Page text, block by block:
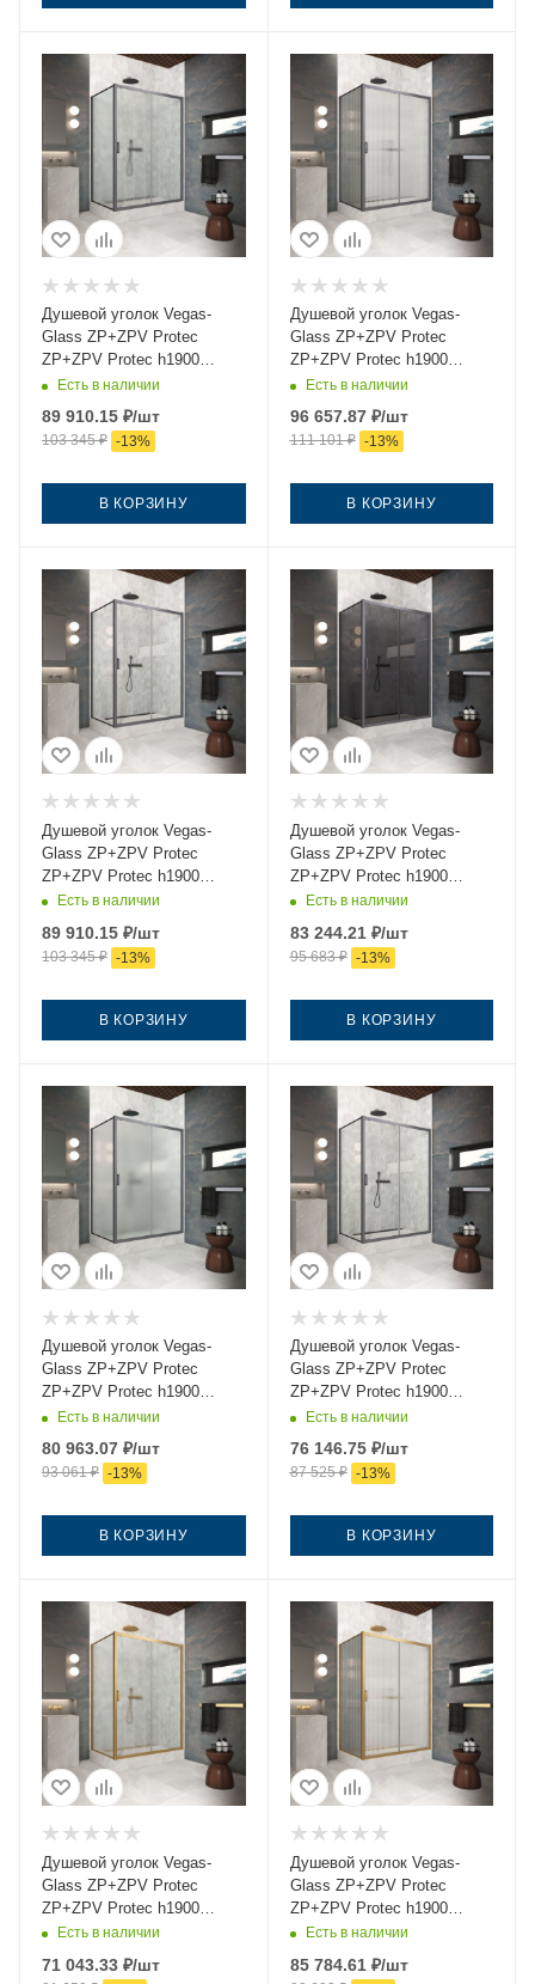
Душевой уголок Vegas-
Glass ZP+ZPV Protec
ZP+ZPV Protec h1900
140*75 06 02 140х75 стекло
рифленое профиль
вороненая сталь без
поддона
Есть в наличии
89 910.15 ₽/шт
103 345₽ -13%
В КОРЗИНУ
Душевой уголок Vegas-
Glass ZP+ZPV Protec
ZP+ZPV Protec h1900
140*75 06 Moru 140х75
стекло рифленое профиль
вороненая сталь без
поддона
Есть в наличии
96 657.87₽/шт
111 101₽ -13%
В КОРЗИНУ
Душевой уголок Vegas-
Glass ZP+ZPV Protec
ZP+ZPV Protec h1900
140*75 06 crystalvision
профиль вороненая сталь
без поддона
Есть в наличии
89 910.15 ₽/шт
103 345₽ -13%
В КОРЗИНУ
Душевой уголок Vegas-
Glass ZP+ZPV Protec
ZP+ZPV Protec h1900
140*75 06 07 140х75 стекло
вороненая сталь без
поддона
Есть в наличии
83 244.21₽/шт
95 683₽ -13%
В КОРЗИНУ
Душевой уголок Vegas-
Glass ZP+ZPV Protec
ZP+ZPV Protec h1900
140*75 06 10 140х75 стекло
матовое профиль
вороненая сталь без
поддона
Есть в наличии
80 963.07 ₽/шт
93 061₽ -13%
В КОРЗИНУ
Душевой уголок Vegas-
Glass ZP+ZPV Protec
ZP+ZPV Protec h1900
140*75 06 01 140х75 стекло
прозрачное профиль
вороненая сталь без
поддона
Есть в наличии
76 146.75₽/шт
87 525₽ -13%
В КОРЗИНУ
Душевой уголок Vegas-
Glass ZP+ZPV Protec
ZP+ZPV Protec h1900
140*75 03 02 140х75 стекло
без поддона
Есть в наличии
71 043.33 ₽/шт
Душевой уголок Vegas-
Glass ZP+ZPV Protec
ZP+ZPV Protec h1900
140*75 03 Moru 140х75
золото без поддона
Есть в наличии
85 784.61₽/шт